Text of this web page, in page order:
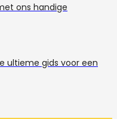
ons handige
ultieme gids voor een